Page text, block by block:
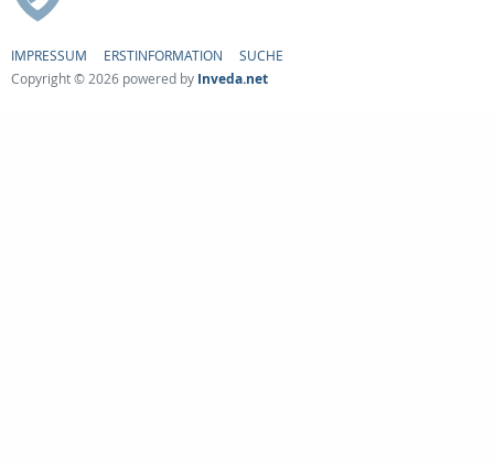
IMPRESSUM ERSTINFORMATION
SUCHE
Copyright © 2026 powered by Inveda.net